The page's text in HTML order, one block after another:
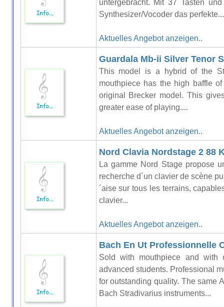
untergebracht. Mit 37 Tasten
Synthesizer/Vocoder das perfekte...
Aktuelles Angebot anzeigen..
Guardala Mb-ii Silver Tenor
This model is a hybrid of the
mouthpiece has the high baffle
original Brecker model. This
greater ease of playing....
Aktuelles Angebot anzeigen..
Nord Clavia Nordstage 2 88
La gamme Nord Stage propose
recherche d´un clavier de scène
´aise sur tous les terrains,
clavier...
Aktuelles Angebot anzeigen..
Bach En Ut Professionnelle
Sold with mouthpiece and with
advanced students. Professional
for outstanding quality. The same
Bach Stradivarius instruments...